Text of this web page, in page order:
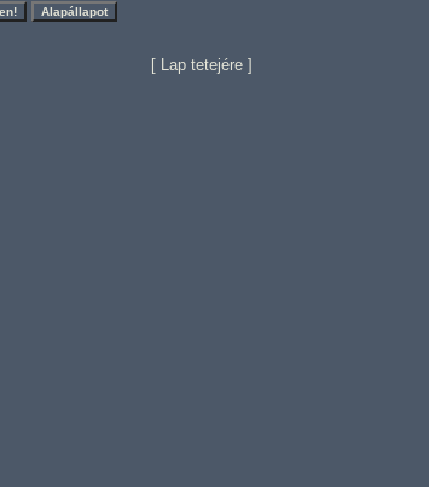
[ Lap tetejére]